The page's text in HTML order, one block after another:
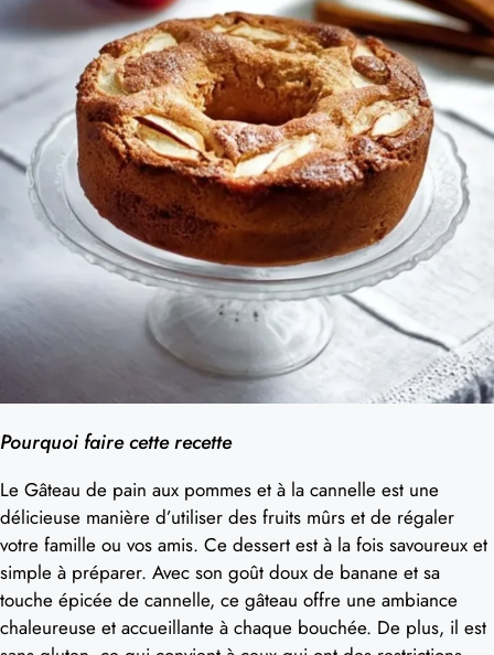
Pourquoi faire cette recette
Le Gâteau de pain aux pommes et à la cannelle est une
délicieuse manière d’utiliser des fruits mûrs et de régaler
votre famille ou vos amis. Ce dessert est à la fois savoureux et
simple à préparer. Avec son goût doux de banane et sa
touche épicée de cannelle, ce gâteau offre une ambiance
chaleureuse et accueillante à chaque bouchée. De plus, il est